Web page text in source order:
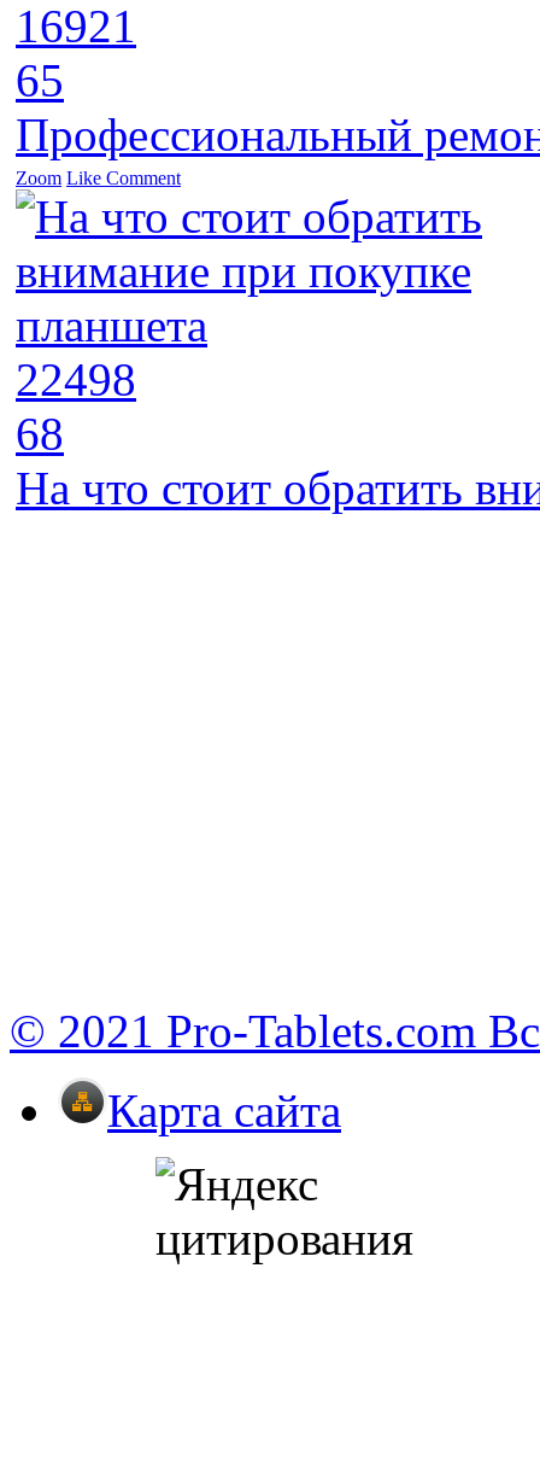
16921
65
Профессиональный
Zoom Like Comment
22498
68
На что стоит обратить
© 2021 Pro-Tablets.com
Карта сайта